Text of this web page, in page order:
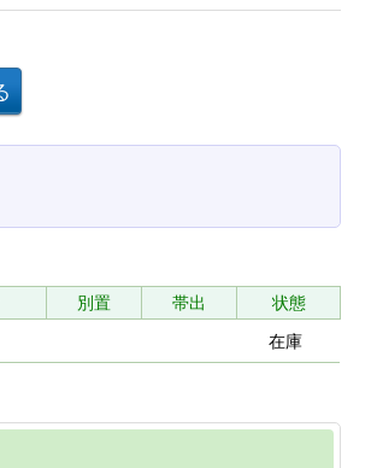
別置 帯出
状態
在庫